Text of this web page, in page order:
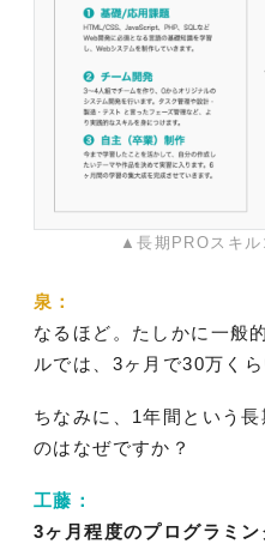
▲長期PROスキル
泉：
なるほど。たしかに一般
ルでは、3ヶ月で30万く
ちなみに、1年間という
のはなぜですか？
工藤：
3ヶ月程度のプログラミ